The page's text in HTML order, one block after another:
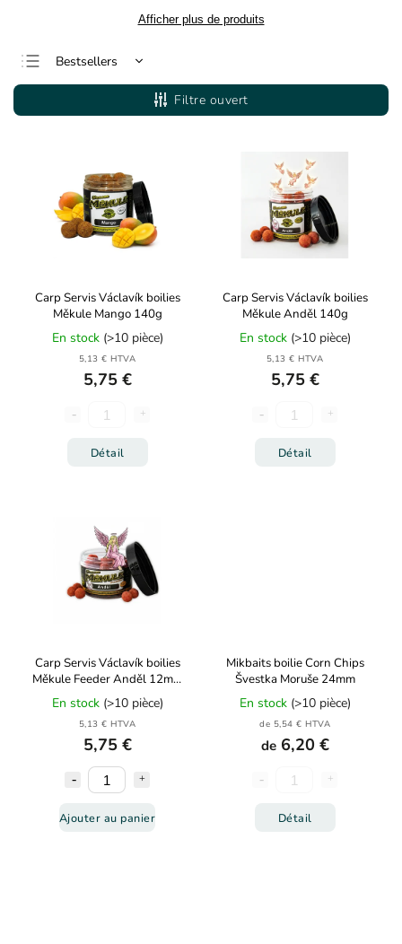
Afficher plus de produits
Bestsellers
Le moins cher
Le plus cher
Filtre ouvert
Carp Servis Václavík boilies
Měkule Mango 140g
En stock (>10 pièce)
5,13 € HTVA
5,75 €
Détail
Carp Servis Václavík boilies
Měkule Anděl 140g
En stock (>10 pièce)
5,13 € HTVA
5,75 €
Détail
Carp Servis Václavík boilies
Měkule Feeder Anděl 12mm
100g
En stock (>10 pièce)
5,13 € HTVA
5,75 €
Ajouter au panier
Mikbaits boilie Corn Chips
Švestka Moruše 24mm
En stock (>10 pièce)
de 5,54 € HTVA
de6,20 €
Détail